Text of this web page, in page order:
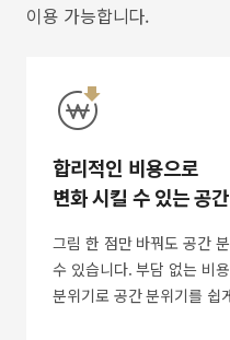
이용 가능합니다.
합리적인 비용으로
변화 시킬 수 있는 공
그림 한 점만 바꿔도 공간
수 있습니다. 부담 없는 비
분위기로 공간 분위기를 쉽